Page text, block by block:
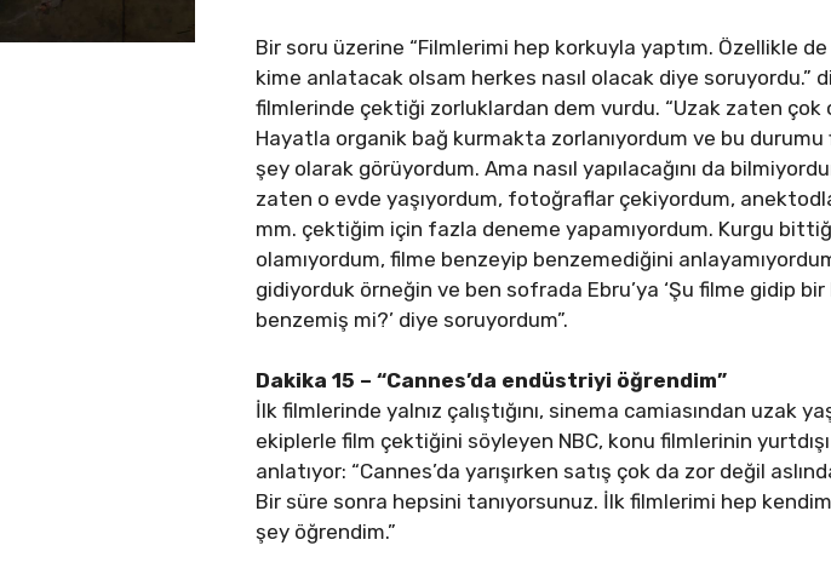
Bir soru üzerine “Filmlerimi hep korkuyla yaptım. Özellikle
kime anlatacak olsam herkes nasıl olacak diye soruyordu.”
filmlerinde çektiği zorluklardan dem vurdu. “Uzak zaten
Hayatla organik bağ kurmakta zorlanıyordum ve bu durumu
şey olarak görüyordum. Ama nasıl yapılacağını da
zaten o evde yaşıyordum, fotoğraflar çekiyordum,
mm. çektiğim için fazla deneme yapamıyordum. Kurgu
olamıyordum, filme benzeyip benzemediğini
gidiyorduk örneğin ve ben sofrada Ebru’ya ‘Şu filme gidip
benzemiş mi?’ diye soruyordum”.
Dakika 15 – “Cannes’da endüstriyi öğrendim”
İlk filmlerinde yalnız çalıştığını, sinema camiasından uzak
ekiplerle film çektiğini söyleyen NBC, konu filmlerinin
anlatıyor: “Cannes’da yarışırken satış çok da zor değil
Bir süre sonra hepsini tanıyorsunuz. İlk filmlerimi hep
şey öğrendim.”